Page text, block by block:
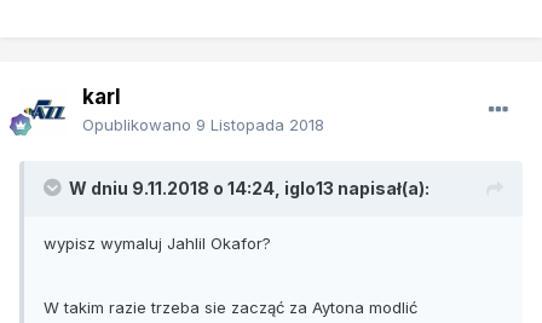
karl
Opublikowano 9 Listopada 2018
W dniu 9.11.2018 o 14:24, iglo13 napisał(a):
wypisz wymaluj Jahlil Okafor?
W takim razie trzeba sie zacząć za Aytona modlić